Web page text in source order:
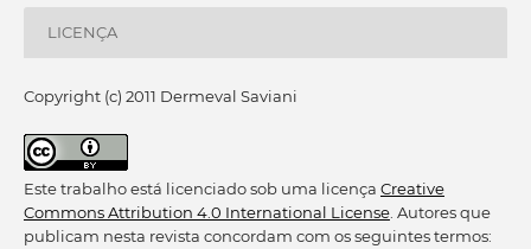
LICENÇA
Copyright (c) 2011 Dermeval Saviani
Este trabalho está licenciado sob uma licença Creative
Commons Attribution 4.0 International License. Autores que
publicam nesta revista concordam com os seguintes termos: